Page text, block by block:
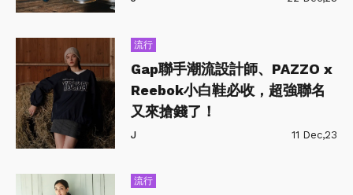
流行
Gap聯手潮流設計師、PAZZO x
Reebok小白鞋必收，超強聯名
又來搶錢了！
J 11 Dec,23
流行